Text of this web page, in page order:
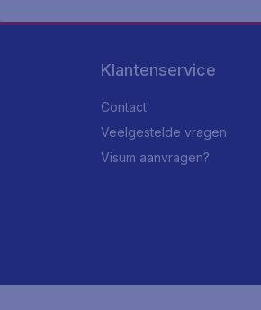
Klantenservice
Contact
Veelgestelde vragen
Visum aanvragen?